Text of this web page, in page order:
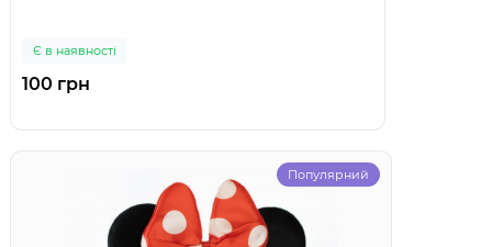
Є в наявності
100 грн
Популярний